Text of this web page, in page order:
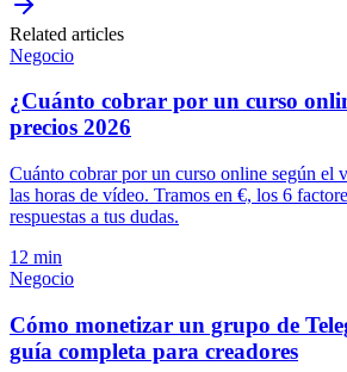
Related articles
Negocio
¿Cuánto cobrar por un curso
precios 2026
Cuánto cobrar por un curso online según el
las horas de vídeo. Tramos en €, los 6
respuestas a tus dudas.
12 min
Negocio
Cómo monetizar un grupo de
guía completa para creadores